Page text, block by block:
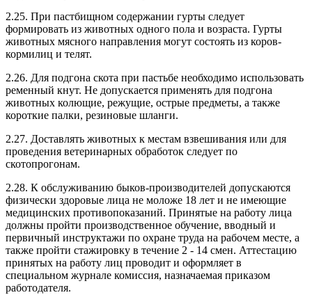
2.25. При пастбищном содержании гурты следует
формировать из животных одного пола и возраста. Гурты
животных мясного направления могут состоять из коров-
кормилиц и телят.
2.26. Для подгона скота при пастьбе необходимо использовать
ременный кнут. Не допускается применять для подгона
животных колющие, режущие, острые предметы, а также
короткие палки, резиновые шланги.
2.27. Доставлять животных к местам взвешивания или для
проведения ветеринарных обработок следует по
скотопрогонам.
2.28. К обслуживанию быков-производителей допускаются
физически здоровые лица не моложе 18 лет и не имеющие
медицинских противопоказаний. Принятые на работу лица
должны пройти производственное обучение, вводный и
первичный инструктажи по охране труда на рабочем месте, а
также пройти стажировку в течение 2 - 14 смен. Аттестацию
принятых на работу лиц проводит и оформляет в
специальном журнале комиссия, назначаемая приказом
работодателя.